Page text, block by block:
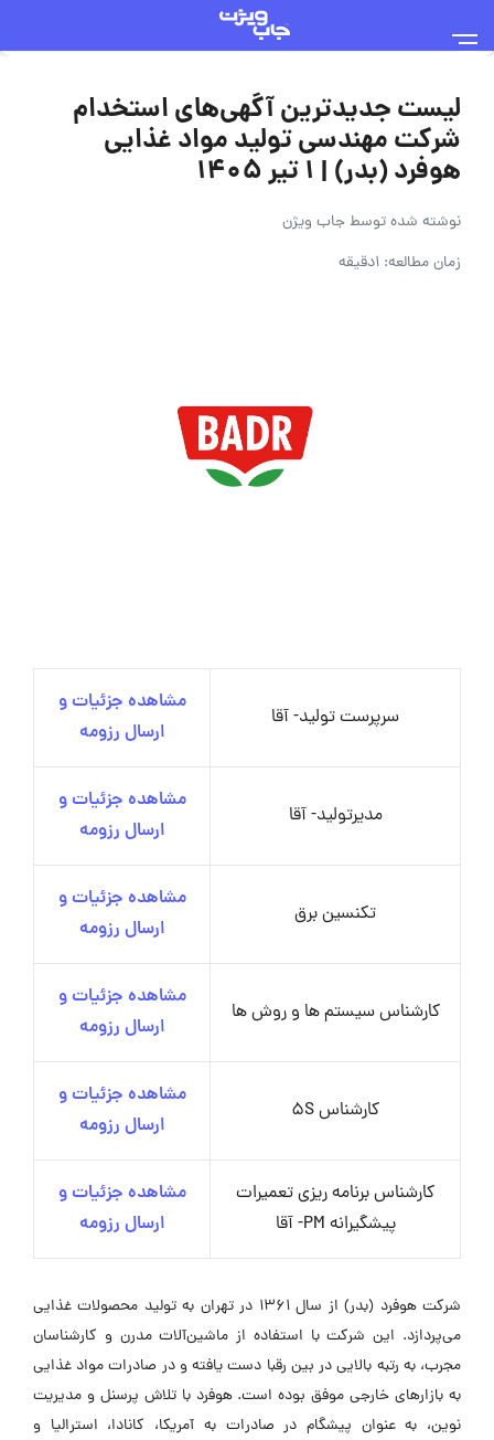
لیست جدیدترین آگهی‌های استخدام
شرکت مهندسی تولید مواد غذایی
هوفرد (بدر) | ۱ تیر ۱۴۰۵
نوشته شده توسطجاب ویژن
زمان مطالعه: 1دقیقه
سرپرست تولید- آقا
مشاهده جزئیات و
ارسال رزومه
مدیرتولید- آقا
مشاهده جزئیات و
ارسال رزومه
تکنسین برق
مشاهده جزئیات و
ارسال رزومه
کارشناس سیستم ها و روش ها
مشاهده جزئیات و
ارسال رزومه
کارشناس 5S
مشاهده جزئیات و
ارسال رزومه
کارشناس برنامه ریزی تعمیرات
پیشگیرانه PM- آقا
مشاهده جزئیات و
ارسال رزومه
شرکت هوفرد (بدر) از سال ۱۳۶۱ در تهران به تولید محصولات غذایی
می‌پردازد. این شرکت با استفاده از ماشین‌آلات مدرن و کارشناسان
مجرب، به رتبه بالایی در بین رقبا دست یافته و در صادرات مواد غذایی
به بازارهای خارجی موفق بوده است. هوفرد با تلاش پرسنل و مدیریت
نوین، به عنوان پیشگام در صادرات به آمریکا، کانادا، استرالیا و